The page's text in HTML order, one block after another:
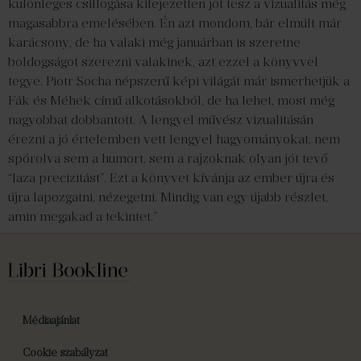
különleges csillogása kifejezetten jót tesz a vizualitás még
magasabbra emelésében. Én azt mondom, bár elmúlt már
karácsony, de ha valaki még januárban is szeretne
boldogságot szerezni valakinek, azt ezzel a könyvvel
tegye. Piotr Socha népszerű képi világát már ismerhetjük a
Fák és Méhek című alkotásokból, de ha lehet, most még
nagyobbat dobbantott. A lengyel művész vizualitásán
érezni a jó értelemben vett lengyel hagyományokat, nem
spórolva sem a humort, sem a rajzoknak olyan jót tevő
“laza precizitást”. Ezt a könyvet kívánja az ember újra és
újra lapozgatni, nézegetni. Mindig van egy újabb részlet,
amin megakad a tekintet.”
Médiaajánlat
Cookie szabályzat